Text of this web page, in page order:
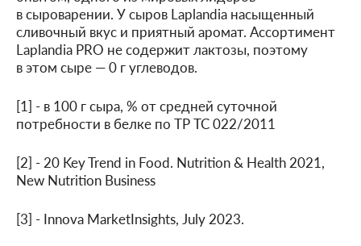
в сыроварении. У сыров Laplandia насыщенный
сливочный вкус и приятный аромат. Ассортимент
Laplandia PRO не содержит лактозы, поэтому
в этом сыре — 0 г углеводов.
[1] - в 100 г сыра, % от средней суточной
потребности в белке по ТР ТС 022/2011
[2] - 20 Key Trend in Food. Nutrition & Health 2021,
New Nutrition Business
[3] - Innova MarketInsights, July 2023.